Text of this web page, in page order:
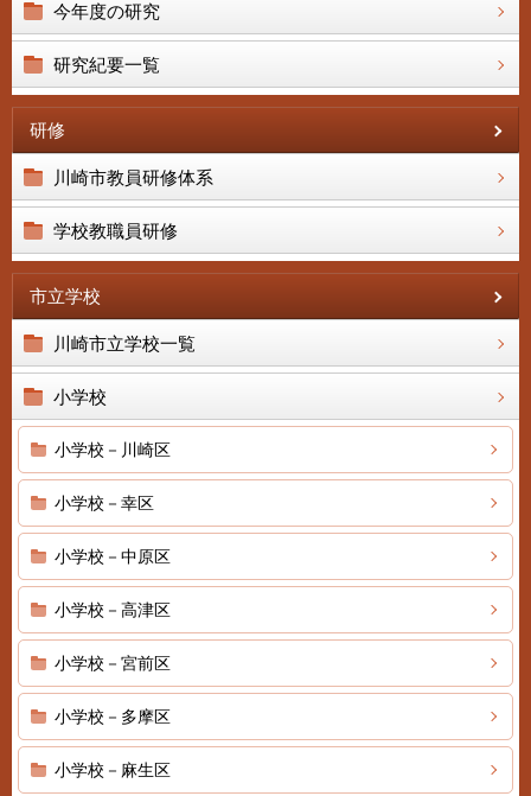
今年度の研究
研究紀要一覧
研修
川崎市教員研修体系
学校教職員研修
市立学校
川崎市立学校一覧
小学校
小学校－川崎区
小学校－幸区
小学校－中原区
小学校－高津区
小学校－宮前区
小学校－多摩区
小学校－麻生区